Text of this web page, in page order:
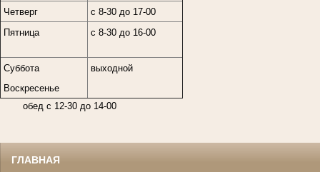
Четверг
с 8-30 до 17-00
Пятница
с 8-30 до 16-00
Суббота
Воскресенье
выходной
обед с 12-30 до 14-00
ГЛАВНАЯ